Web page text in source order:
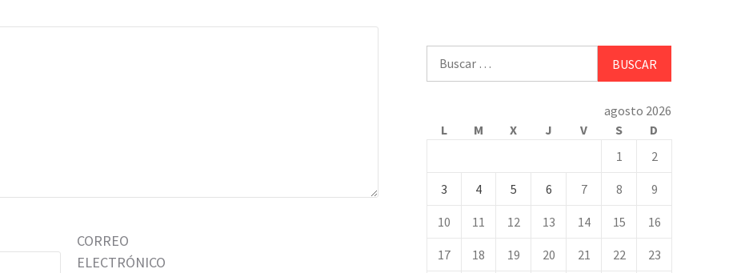
CORREO
ELECTRÓNICO
agosto 2026
L
M X J V S
D
1
2
3 4 5 6 7 8 9
10 11 12 13 14 15 16
17 18 19 20 21 22 23